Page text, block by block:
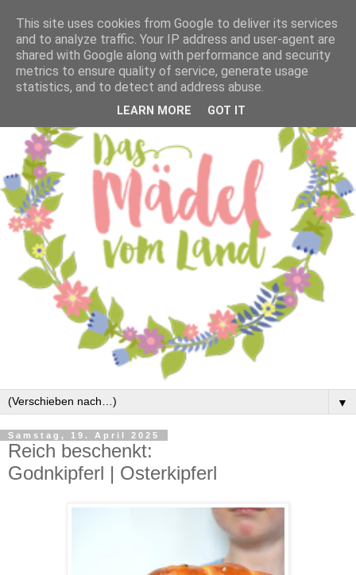
▼
Samstag, 19. April 2025
Reich beschenkt:
Godnkipferl | Osterkipferl
This site uses cookies from Google to deliver its services
and to analyze traffic. Your IP address and user-agent are
shared with Google along with performance and security
metrics to ensure quality of service, generate usage
statistics, and to detect and address abuse.
LEARN MORE GOT IT